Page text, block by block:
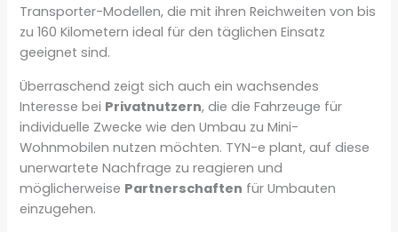
Transporter-Modellen, die mit ihren Reichweiten von bis
zu 160 Kilometern ideal für den täglichen Einsatz
geeignet sind.
Überraschend zeigt sich auch ein wachsendes
Interesse bei Privatnutzern, die die Fahrzeuge für
individuelle Zwecke wie den Umbau zu Mini-
Wohnmobilen nutzen möchten. TYN-e plant, auf diese
unerwartete Nachfrage zu reagieren und
möglicherweise Partnerschaften für Umbauten
einzugehen.